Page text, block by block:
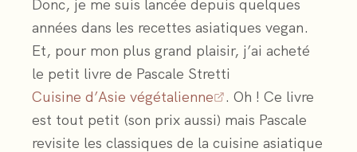
Donc, je me suis lancée depuis quelques
années dans les recettes asiatiques vegan.
Et, pour mon plus grand plaisir, j’ai acheté
le petit livre de Pascale Stretti
Cuisine d’Asie végétalienne
. Oh ! Ce livre
est tout petit (son prix aussi) mais Pascale
revisite les classiques de la cuisine asiatique